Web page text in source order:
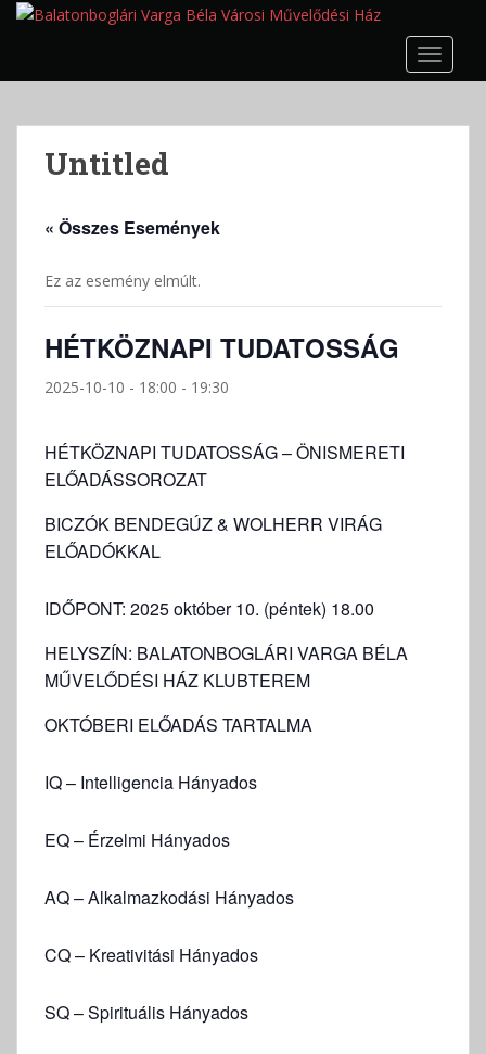
p
Untitled
« Összes Események
Ez az esemény elmúlt.
HÉTKÖZNAPI TUDATOSSÁG
2025-10-10 - 18:00 - 19:30
HÉTKÖZNAPI TUDATOSSÁG – ÖNISMERETI
ELŐADÁSSOROZAT
BICZÓK BENDEGÚZ & WOLHERR VIRÁG
ELŐADÓKKAL
IDŐPONT: 2025 október 10. (péntek) 18.00
HELYSZÍN: BALATONBOGLÁRI VARGA BÉLA
MŰVELŐDÉSI HÁZ KLUBTEREM
OKTÓBERI ELŐADÁS TARTALMA
IQ – Intelligencia Hányados
EQ – Érzelmi Hányados
AQ – Alkalmazkodási Hányados
CQ – Kreativitási Hányados
SQ – Spirituális Hányados